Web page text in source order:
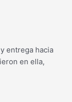
entrega hacia
en ella,